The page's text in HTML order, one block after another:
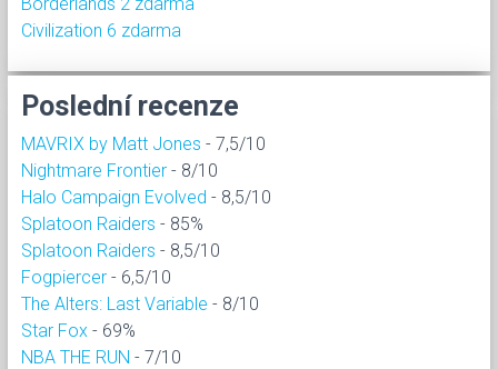
Civilization 6 zdarma
Poslední recenze
MAVRIX by Matt Jones - 7,5/10
Nightmare Frontier - 8/10
Halo Campaign Evolved - 8,5/10
Splatoon Raiders - 85%
Splatoon Raiders - 8,5/10
Fogpiercer - 6,5/10
The Alters: Last Variable - 8/10
Star Fox - 69%
NBA THE RUN - 7/10